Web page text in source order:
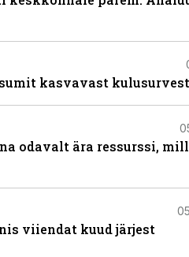
kasvavast
odavalt ära ressurssi,
viiendat kuud järjest